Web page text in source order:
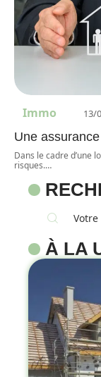
Immo 13/
Une
Dans le cadre d’une
risques.…
À LA